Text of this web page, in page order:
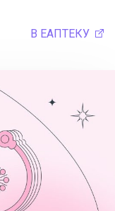
В ЕАПТЕКУ